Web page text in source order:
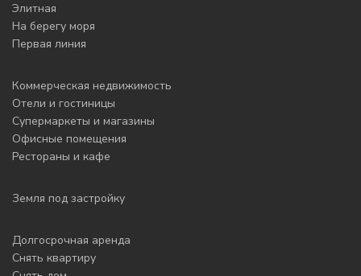
Элитная
На берегу моря
Первая линия
Коммерческая недвижимость
Отели и гостиницы
Супермаркеты и магазины
Офисные помещения
Рестораны и кафе
Земля под застройку
Долгосрочная аренда
Снять квартиру